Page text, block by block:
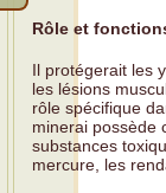
Rôle et
Il protégerait les
les lésions
rôle spécifique
minerai possède
substances
mercure, les